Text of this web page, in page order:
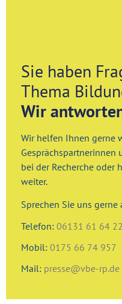
Sie haben
Thema
Wir
Wir helfen Ihnen gerne
Gesprächspartnerinnen
bei der Recherche
weiter.
Sprechen Sie uns gerne
Telefon: 06131 61 64 22
Mobil: 0175 66 74 957
Mail: presse@vbe-rp.de